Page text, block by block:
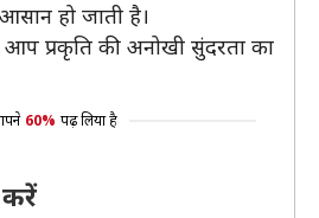
हो जाती है।
प्रकृति की अनोखी सुंदरता का
60% पढ़ लिया है
करें